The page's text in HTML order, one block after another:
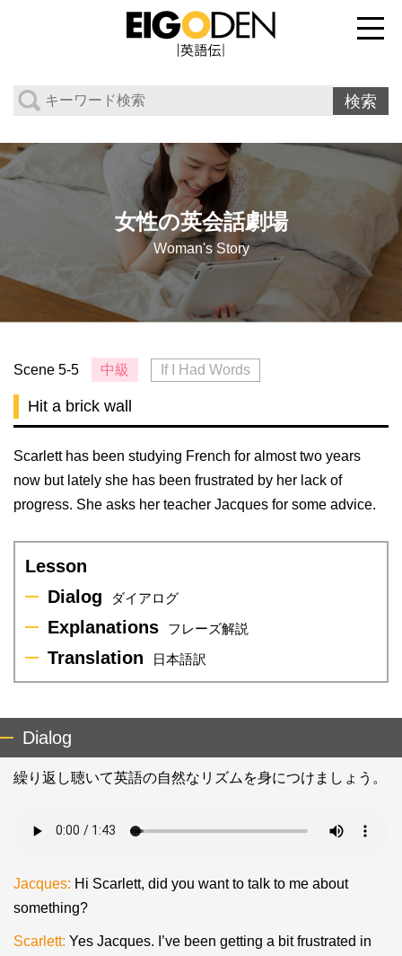
女性の英会話劇場
Woman's Story
Scene 5-5 中級 If I Had Words
Hit a brick wall
Scarlett has been studying French for almost two years
now but lately she has been frustrated by her lack of
progress. She asks her teacher Jacques for some advice.
Lesson
Dialog
ダイアログ
Explanations フレーズ解説
Translation 日本語訳
Dialog
繰り返し聴いて英語の自然なリズムを身につけましょう。
Jacques: Hi Scarlett, did you want to talk to me about
something?
Scarlett: Yes Jacques. I’ve been getting a bit frustrated in